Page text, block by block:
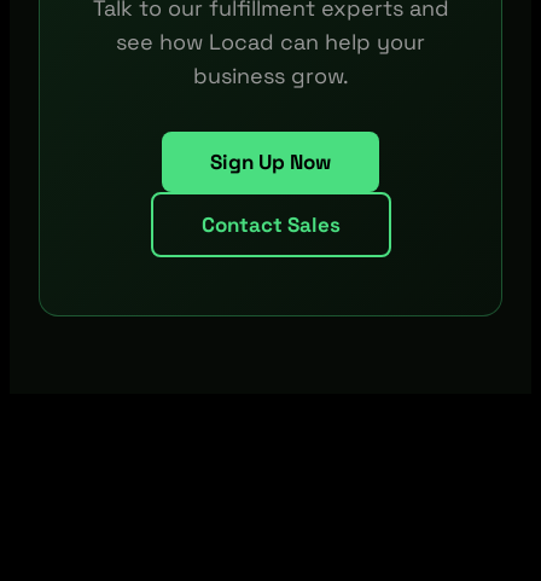
Talk to our fulfillment experts and
see how Locad can help your
business grow.
Sign Up Now
Contact Sales